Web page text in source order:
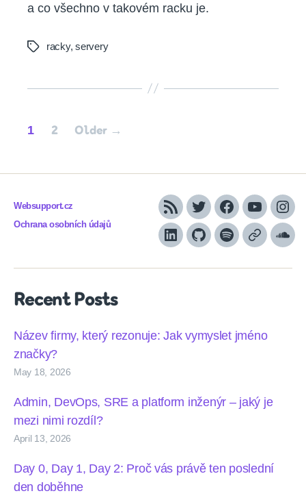
a co všechno v takovém racku je.
Tags racky,servery
Posts
1 2 Older →
Websupport.cz
Ochrana osobních údajů
RSS TwitterFacebook
YouTube
LinkedInGithubSpotifyApple
Recent Posts
Název firmy, který rezonuje: Jak vymyslet jméno
značky?
May 18, 2026
Admin, DevOps, SRE a platform inženýr – jaký je
mezi nimi rozdíl?
April 13, 2026
Day 0, Day 1, Day 2: Proč vás právě ten poslední
den doběhne